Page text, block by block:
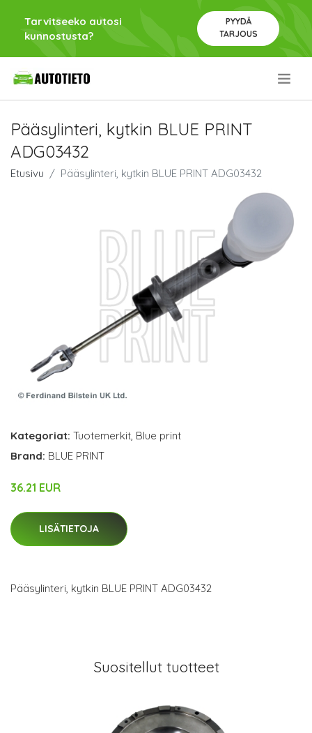
Tarvitseeko autosi
kunnostusta?
PYYDÄ
TARJOUS
Pääsylinteri, kytkin BLUE PRINT
ADG03432
Etusivu Pääsylinteri, kytkin BLUE PRINT ADG03432
Kategoriat: Tuotemerkit, Blue print
Brand: BLUE PRINT
36.21 EUR
LISÄTIETOJA
Pääsylinteri, kytkin BLUE PRINT ADG03432
Suositellut tuotteet